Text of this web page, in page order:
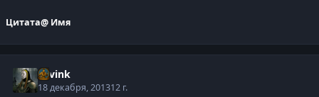
Цитата@ Имя
Savink
18 декабря, 201312 г.